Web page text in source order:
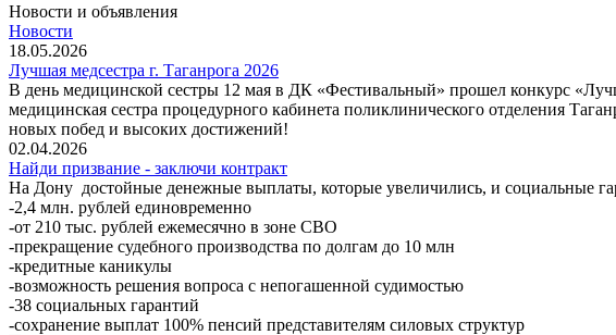
Новости и объявления
Новости
18.05.2026
Лучшая медсестра г. Таганрога 2026
В день медицинской сестры 12 мая в ДК «Фестивальный» прошел конкурс
медицинская сестра процедурного кабинета поликлинического отделения
новых побед и высоких достижений!
02.04.2026
Найди призвание - заключи контракт
На Дону достойные денежные выплаты, которые увеличились, и социальные
-2,4 млн. рублей единовременно
-от 210 тыс. рублей ежемесячно в зоне СВО
-прекращение судебного производства по долгам до 10 млн
-кредитные каникулы
-возможность решения вопроса с непогашенной судимостью
-38 социальных гарантий
-сохранение выплат 100% пенсий представителям силовых структур